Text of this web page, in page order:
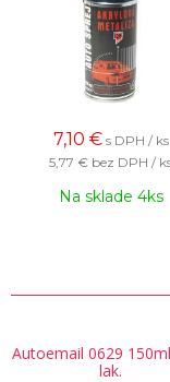
7,10 € s DPH / ks
5,77 € bez DPH /
Na sklade 4ks
Autoemail 0629
lak.